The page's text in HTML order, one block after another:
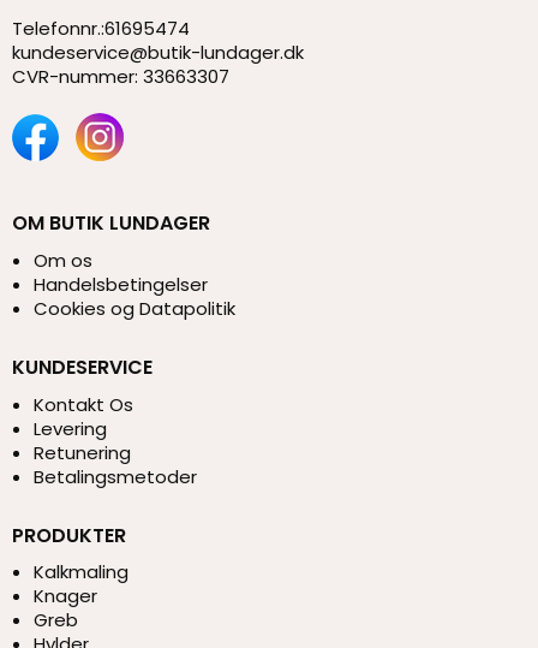
Telefonnr.:61695474
kundeservice@butik-lundager.dk
CVR-nummer: 33663307
OM BUTIK LUNDAGER
Om os
Handelsbetingelser
Cookies og Datapolitik
KUNDESERVICE
Kontakt Os
Levering
Retunering
Betalingsmetoder
PRODUKTER
Kalkmaling
Knager
Greb